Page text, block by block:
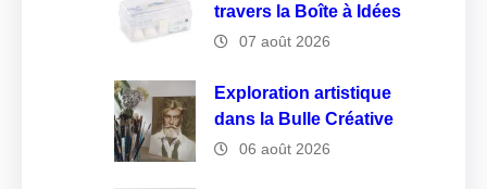
travers la Boîte à Idées
07 août 2026
Exploration artistique
dans la Bulle Créative
06 août 2026